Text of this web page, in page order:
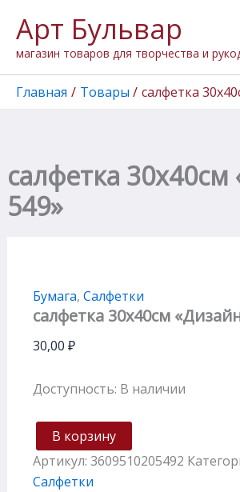
содержимому
Арт Бульвар
магазин товаров для творчества и
Главная Товары салфетка
салфетка
549»
Бумага, Салфетки
салфетка 30х40см
30,00 ₽
Доступность: В наличии
товара
салфетка
30х40см
"Дизайн
549"
В корзину
Артикул: 3609510205492
Салфетки